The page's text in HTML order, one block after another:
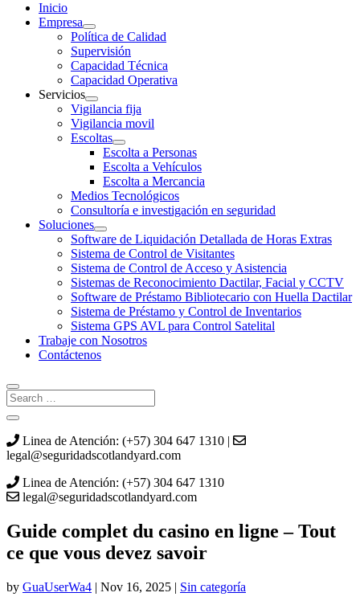
Inicio
Empresa
Política de Calidad
Supervisión
Capacidad Técnica
Capacidad Operativa
Servicios
Vigilancia fija
Vigilancia movil
Escoltas
Escolta a Personas
Escolta a Vehículos
Escolta a Mercancia
Medios Tecnológicos
Consultoría e investigación en seguridad
Soluciones
Software de Liquidación Detallada de Horas Extras
Sistema de Control de Visitantes
Sistema de Control de Acceso y Asistencia
Sistemas de Reconocimiento Dactilar, Facial y CCTV
Software de Préstamo Bibliotecario con Huella Dactilar
Sistema de Préstamo y Control de Inventarios
Sistema GPS AVL para Control Satelital
Trabaje con Nosotros
Contáctenos
Linea de Atención: (+57) 304 647 1310 |
legal@seguridadscotlandyard.com
Linea de Atención: (+57) 304 647 1310
legal@seguridadscotlandyard.com
Guide complet du casino en ligne – Tout
ce que vous devez savoir
by GuaUserWa4 | Nov 16, 2025 | Sin categoría